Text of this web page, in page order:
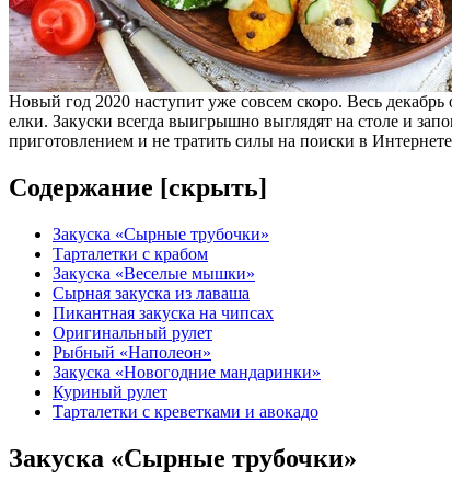
Новый год 2020 наступит уже совсем скоро. Весь
елки. Закуски всегда выигрышно выглядят на столе и
приготовлением и не тратить силы на поиски в
Содержание [скрыть]
Закуска «Сырные трубочки»
Тарталетки с крабом
Закуска «Веселые мышки»
Сырная закуска из лаваша
Пикантная закуска на чипсах
Оригинальный рулет
Рыбный «Наполеон»
Закуска «Новогодние мандаринки»
Куриный рулет
Тарталетки с креветками и авокадо
Закуска «Сырные трубочки»